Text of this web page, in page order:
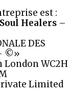
est :
Healers –
DES
©»
London WC2H
Limited